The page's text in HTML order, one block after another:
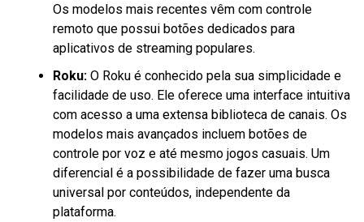
Os modelos mais recentes vêm com controle
remoto que possui botões dedicados para
aplicativos de streaming populares.
Roku: O Roku é conhecido pela sua simplicidade e
facilidade de uso. Ele oferece uma interface intuitiva
com acesso a uma extensa biblioteca de canais. Os
modelos mais avançados incluem botões de
controle por voz e até mesmo jogos casuais. Um
diferencial é a possibilidade de fazer uma busca
universal por conteúdos, independente da
plataforma.